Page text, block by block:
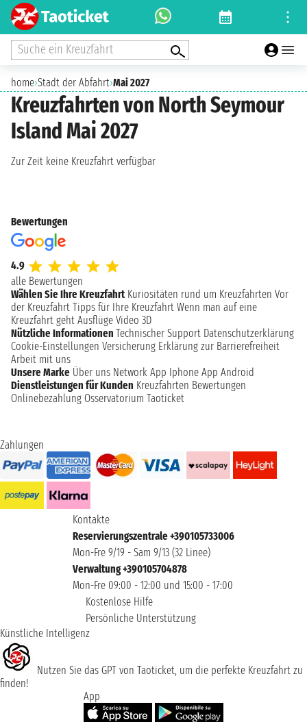
Suche ein Kreuzfahrt
home›Stadt der Abfahrt›Mai 2027
Kreuzfahrten von North Seymour
Island Mai 2027
Zur Zeit keine Kreuzfahrt verfügbar
Bewertungen
4.9
alle Bewertungen
Wählen Sie Ihre Kreuzfahrt Kuriositäten rund um Kreuzfahrten Vor
der Kreuzfahrt Tipps für Ihre Kreuzfahrt Wenn man auf eine
Kreuzfahrt geht Ausflüge Video 3D
Nützliche Informationen Technischer Support Datenschutzerklärung
Cookie-Einstellungen Versicherung Erklärung zur Barrierefreiheit
Arbeit mit uns
Unsere Marke Über uns Network App Iphone App Android
Dienstleistungen für Kunden Kreuzfahrten Bewertungen
Onlinebezahlung Osservatorium Taoticket
Zahlungen
Kontakte
Reservierungszentrale +390105733006
Mon-Fre 9/19 - Sam 9/13 (32 Linee)
Verwaltung +390105704878
Mon-Fre 09:00 - 12:00 und 15:00 - 17:00
Kostenlose Hilfe
Persönliche Unterstützung
Künstliche Intelligenz
Nutzen Sie das GPT von Taoticket, um die perfekte Kreuzfahrt zu
finden!
App